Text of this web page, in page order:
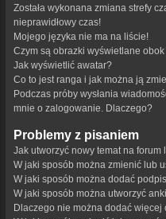
Została wykonana zmiana strefy
nieprawidłowy czas!
Mojego języka nie ma na liście!
Czym są obrazki wyświetlane
Jak wyświetlić awatar?
Co to jest ranga i jak można ją
Podczas próby wysłania
mnie o zalogowanie. Dlaczego?
Problemy z pisaniem
Jak utworzyć nowy temat na
W jaki sposób można zmienić lub
W jaki sposób można dodać
W jaki sposób można utworzyć
Dlaczego nie można dodać więcej